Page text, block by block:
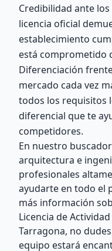
Credibilidad ante
licencia oficial
establecimiento
está comprometido
Diferenciación
mercado cada vez
todos los requisitos
diferencial que te
competidores.
En nuestro
arquitectura e
profesionales
ayudarte en todo el
más información
Licencia de
Tarragona, no
equipo estará